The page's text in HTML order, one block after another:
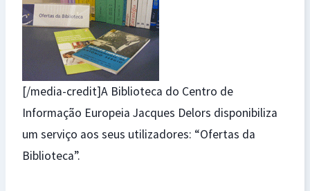
[/media-credit]A Biblioteca do Centro de
Informação Europeia Jacques Delors disponibiliza
um serviço aos seus utilizadores: “Ofertas da
Biblioteca”.